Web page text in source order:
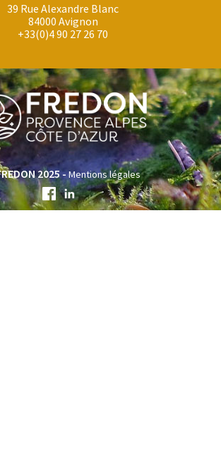
39 Rue Alexandre Blanc
84000 Avignon
+33(0)4 90 27 26 70
2025 -Mentions légales